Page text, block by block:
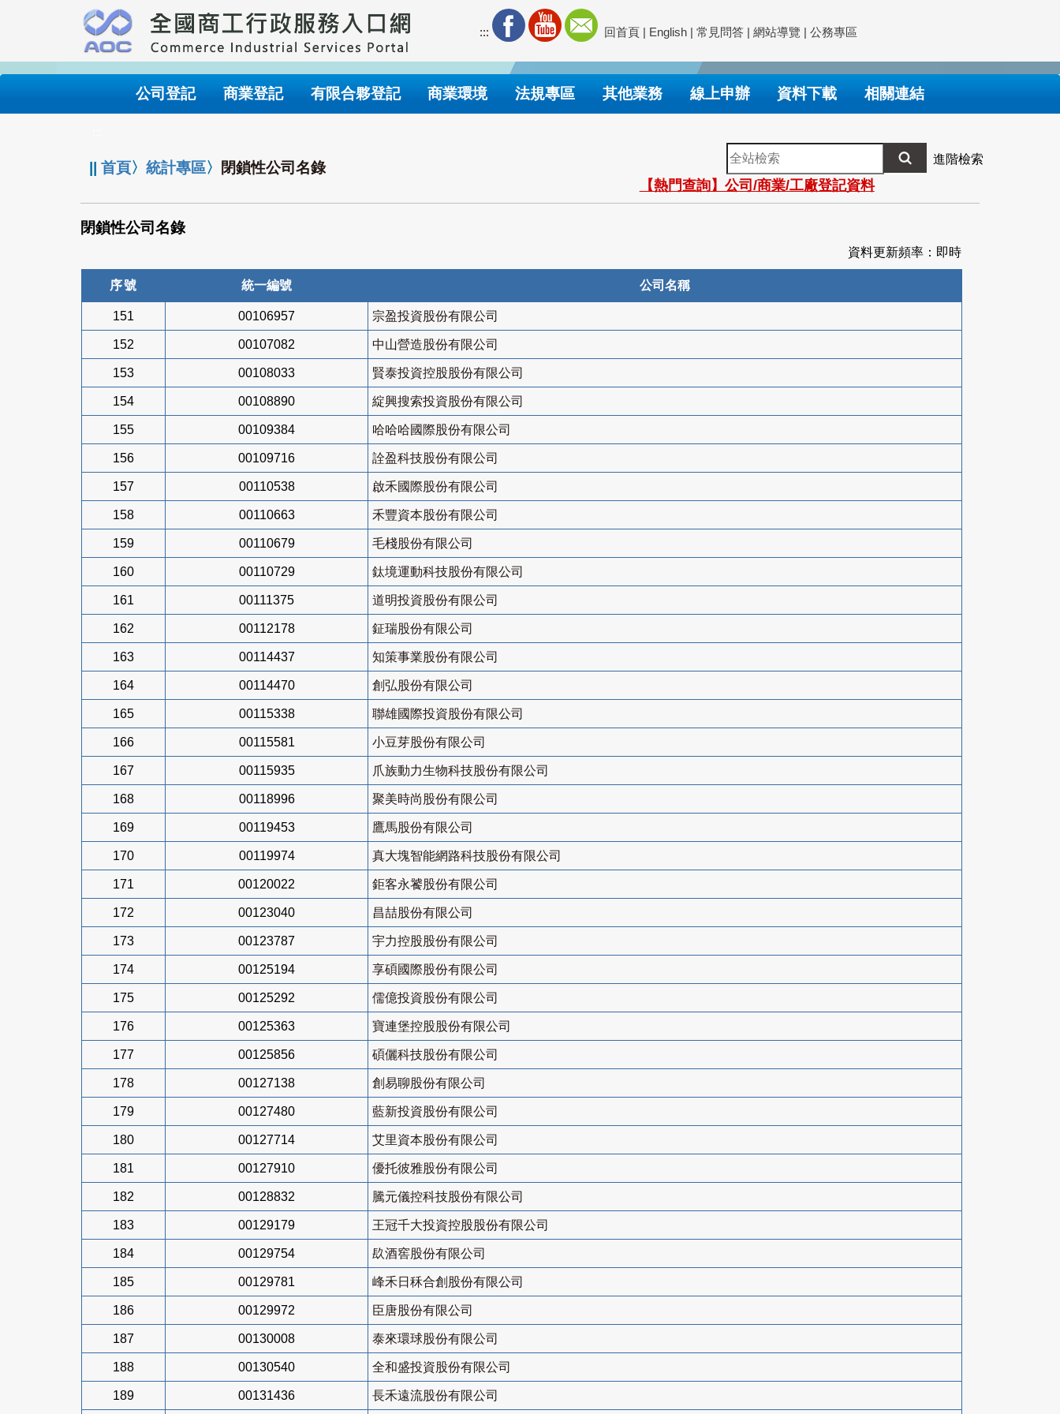
要
內
::: 回首頁 | English | 常見問答 | 網站導覽 | 公務專區
公司登記 商業登記 有限合夥登記 商業環境 法規專區 其他業務 線上申辦 資料下載 相關連結
||首頁〉統計專區〉 閉鎖性公司名錄
全
站
檢
索
進階檢索
【熱門查詢】公司/商業/工廠登記資料
閉鎖性公司名錄
資料更新頻率：即時
序號 統一編號 公司名稱
151 00106957 宗盈投資股份有限公司
152 00107082 中山營造股份有限公司
153 00108033 賢泰投資控股股份有限公司
154 00108890 綻興搜索投資股份有限公司
155 00109384 哈哈哈國際股份有限公司
156 00109716 詮盈科技股份有限公司
157 00110538 啟禾國際股份有限公司
158 00110663 禾豐資本股份有限公司
159 00110679 毛棧股份有限公司
160 00110729 鈦境運動科技股份有限公司
161 00111375 道明投資股份有限公司
162 00112178 鉦瑞股份有限公司
163 00114437 知策事業股份有限公司
164 00114470 創弘股份有限公司
165 00115338 聯雄國際投資股份有限公司
166 00115581 小豆芽股份有限公司
167 00115935 爪族動力生物科技股份有限公司
168 00118996 聚美時尚股份有限公司
169 00119453 鷹馬股份有限公司
170 00119974 真大塊智能網路科技股份有限公司
171 00120022 鉅客永饕股份有限公司
172 00123040 昌喆股份有限公司
173 00123787 宇力控股股份有限公司
174 00125194 享碩國際股份有限公司
175 00125292 儒億投資股份有限公司
176 00125363 寶連堡控股股份有限公司
177 00125856 碩儷科技股份有限公司
178 00127138 創易聊股份有限公司
179 00127480 藍新投資股份有限公司
180 00127714 艾里資本股份有限公司
181 00127910 優托彼雅股份有限公司
182 00128832 騰元儀控科技股份有限公司
183 00129179 王冠千大投資控股股份有限公司
184 00129754 镹酒窖股份有限公司
185 00129781 峰禾日秝合創股份有限公司
186 00129972 臣唐股份有限公司
187 00130008 泰來環球股份有限公司
188 00130540 全和盛投資股份有限公司
189 00131436 長禾遠流股份有限公司